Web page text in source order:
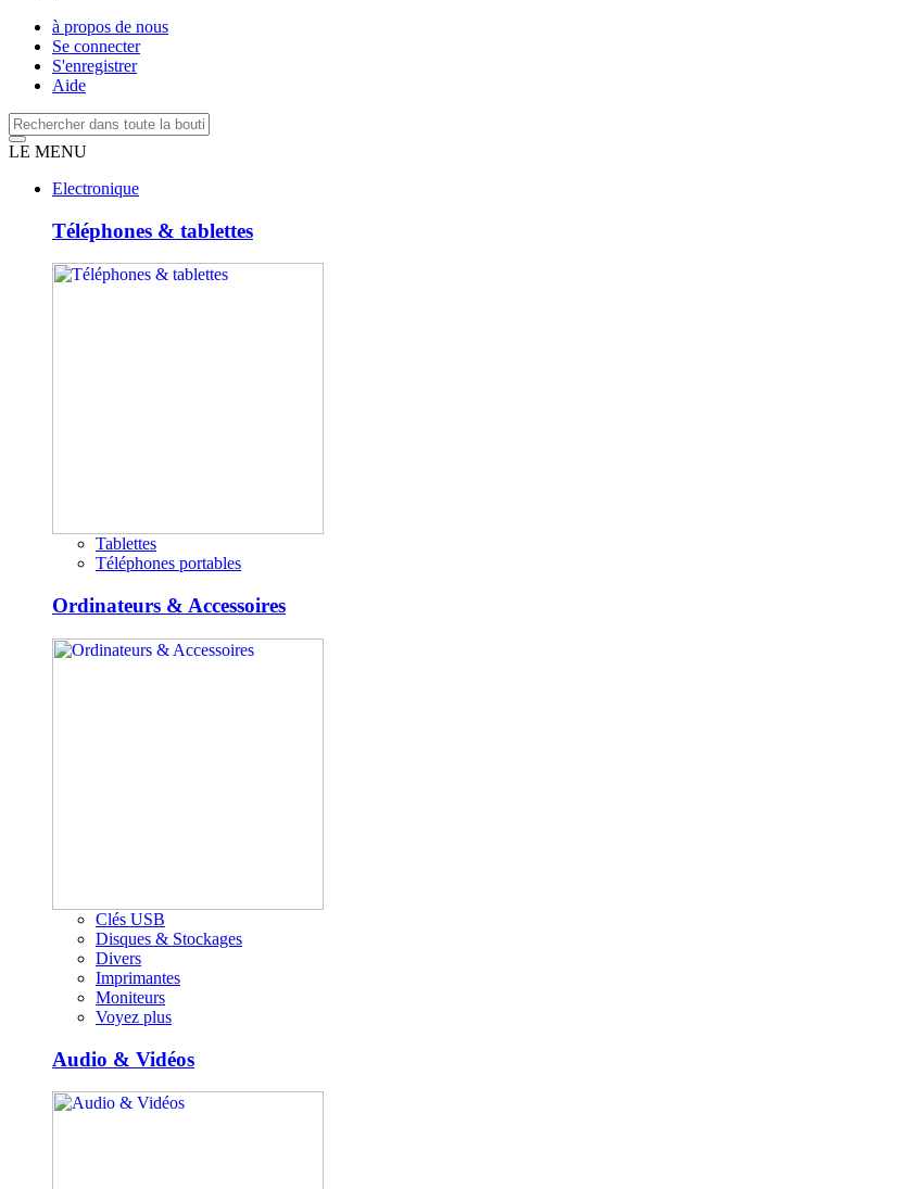
à propos de nous
Se connecter
S'enregistrer
Aide
LE MENU
Electronique
Téléphones & tablettes
Tablettes
Téléphones portables
Ordinateurs & Accessoires
Clés USB
Disques & Stockages
Divers
Imprimantes
Moniteurs
Voyez plus
Audio & Vidéos